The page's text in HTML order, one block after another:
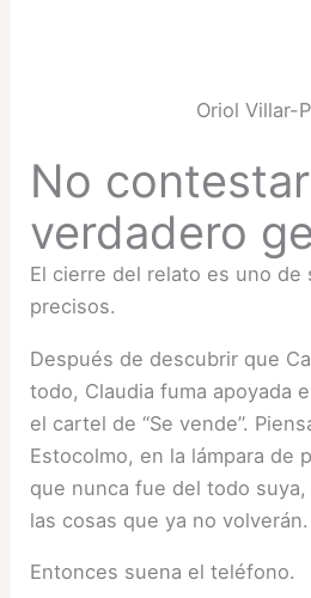
Oriol Villar-
No
verdadero
El cierre del relato es uno de
precisos.
Después de descubrir que
todo, Claudia fuma apoyada
el cartel de “Se vende”.
Estocolmo, en la lámpara de
que nunca fue del todo
las cosas que ya no volverán.
Entonces suena el teléfono.